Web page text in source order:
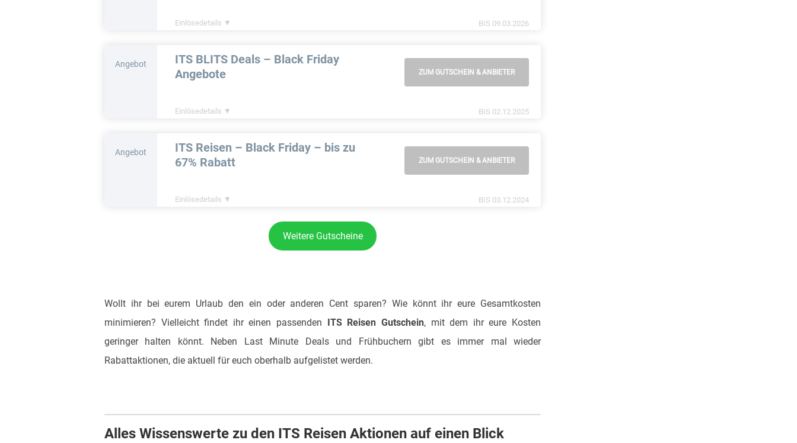
BIS 09.03.2026
Einlösedetails ▼
Angebot
ITS BLITS Deals – Black Friday
Angebote
ZUM GUTSCHEIN & ANBIETER
BIS 02.12.2025
Einlösedetails ▼
Angebot
ITS Reisen – Black Friday – bis zu
67% Rabatt
ZUM GUTSCHEIN & ANBIETER
BIS 03.12.2024
Einlösedetails ▼
Weitere Gutscheine
Wollt ihr bei eurem Urlaub den ein oder anderen Cent sparen? Wie könnt ihr eure Gesamtkosten
minimieren? Vielleicht findet ihr einen passenden
ITS Reisen Gutschein, mit dem ihr eure Kosten
geringer halten könnt. Neben Last Minute Deals und Frühbuchern gibt es immer mal wieder
Rabattaktionen, die aktuell für euch oberhalb aufgelistet werden.
Alles Wissenswerte zu den ITS Reisen Aktionen auf einen Blick